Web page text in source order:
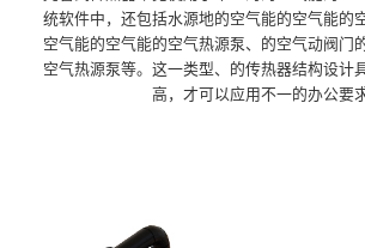
统软件中，还包括水源地的空气能的空气能的
空气能的空气能的空气热源泵、的空气动阀门
空气热源泵等。这一类型、的传热器结构设计
高，才可以应用不一的办公要求